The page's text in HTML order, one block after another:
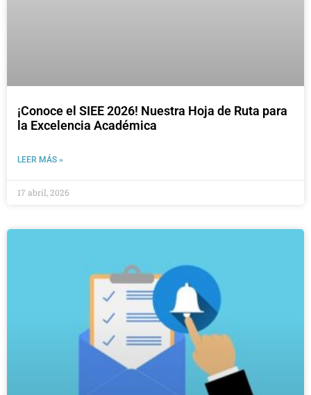
¡Conoce el SIEE 2026! Nuestra Hoja de Ruta para
la Excelencia Académica
LEER MÁS »
17 abril, 2026